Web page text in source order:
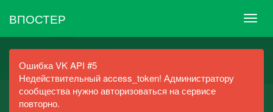
ВПОСТЕР
Ошибка VK API #5
Недействительный access_token! Администратору
сообщества нужно авторизоваться на сервисе
повторно.